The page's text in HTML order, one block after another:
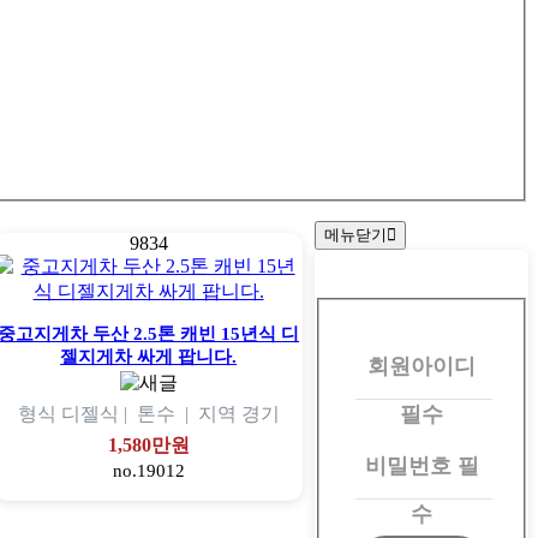
9834
고지게차 두산 2.5톤 캐빈 15년식 디
젤지게차 싸게 팝니다.
형식 디젤식 | 톤수 | 지역 경기
1,580만원
no.19012
메뉴닫기
회
회원아이디
필수
비밀번호필
수